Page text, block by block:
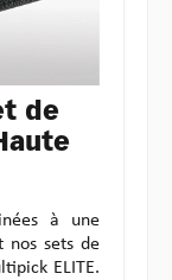
de
à une
nos sets de
ELITE.